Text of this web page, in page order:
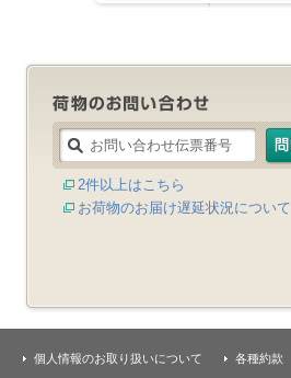
2件以上はこちら
お荷物のお届け遅延状況について
個人情報のお取り扱いについて 各種約款